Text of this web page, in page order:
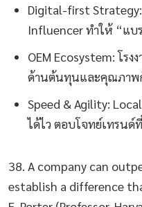
Digital-first Strategy:
Influencer ทำให้ “แบ
OEM Ecosystem: โร
ด้านต้นทุนและคุณภา
Speed & Agility:
ได้ไว ตอบโจทย์เทรนด์ที่
38. A company can
establish a difference